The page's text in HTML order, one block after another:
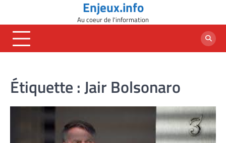
content
Enjeux.info
Au coeur de l'information
Étiquette :Jair Bolsonaro